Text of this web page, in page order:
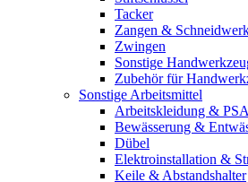
Tacker
Zangen &
Zwingen
Sonstige
Zubehör für
Sonstige Arbeitsmittel
Arbeitskleidung & PSA
Bewässerung &
Dübel
Elektroinstallation &
Keile & Abstandshalter